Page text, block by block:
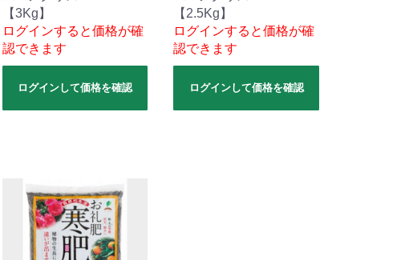
【3Kg】
ログインすると価格が確
認できます
ログインして価格を確認
【2.5Kg】
ログインすると価格が確
認できます
ログインして価格を確認